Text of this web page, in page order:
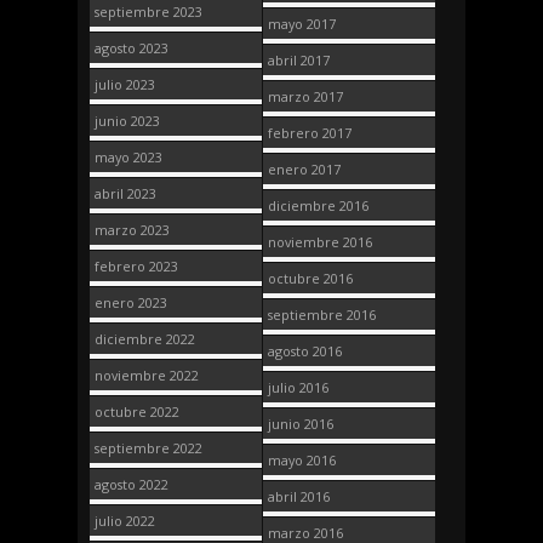
septiembre 2023
agosto 2023
julio 2023
junio 2023
mayo 2023
abril 2023
marzo 2023
febrero 2023
enero 2023
diciembre 2022
noviembre 2022
octubre 2022
septiembre 2022
agosto 2022
julio 2022
mayo 2017
abril 2017
marzo 2017
febrero 2017
enero 2017
diciembre 2016
noviembre 2016
octubre 2016
septiembre 2016
agosto 2016
julio 2016
junio 2016
mayo 2016
abril 2016
marzo 2016